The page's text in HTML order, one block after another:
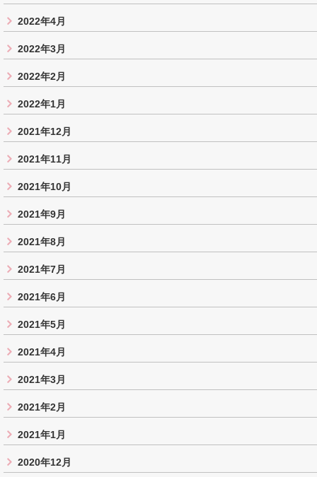
2022年4月
2022年3月
2022年2月
2022年1月
2021年12月
2021年11月
2021年10月
2021年9月
2021年8月
2021年7月
2021年6月
2021年5月
2021年4月
2021年3月
2021年2月
2021年1月
2020年12月